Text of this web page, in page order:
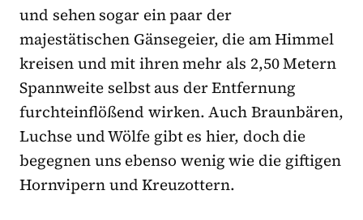
und sehen sogar ein paar der
majestätischen Gänsegeier, die am Himmel
kreisen und mit ihren mehr als 2,50 Metern
Spannweite selbst aus der Entfernung
furchteinflößend wirken. Auch Braunbären,
Luchse und Wölfe gibt es hier, doch die
begegnen uns ebenso wenig wie die giftigen
Hornvipern und Kreuzottern.